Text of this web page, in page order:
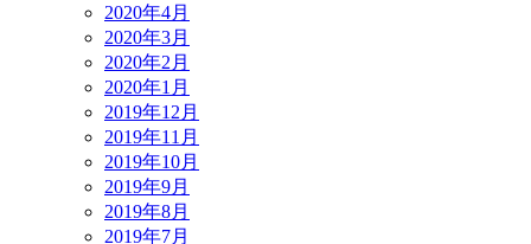
2020年4月
2020年3月
2020年2月
2020年1月
2019年12月
2019年11月
2019年10月
2019年9月
2019年8月
2019年7月